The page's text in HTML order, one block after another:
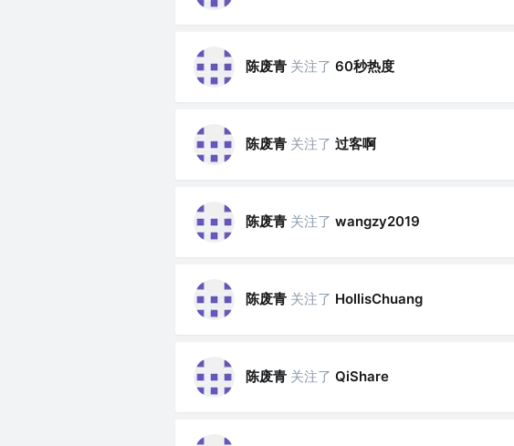
陈废青 关注了 60秒热度
陈废青 关注了 过客啊
陈废青 关注了 wangzy2019
陈废青 关注了 HollisChuang
陈废青 关注了 QiShare